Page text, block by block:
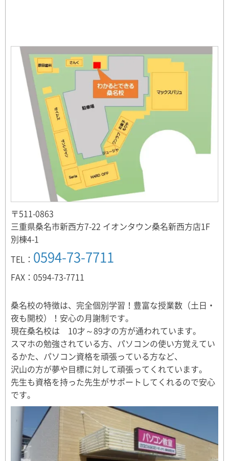
〒511-0863
三重県桑名市新西方7-22 イオンタウン桑名新西方店1F
別棟4-1
TEL： 0594-73-7711
FAX：0594-73-7711
桑名校の特徴は、完全個別学習！豊富な授業数（土日・
夜も開校）！安心の月謝制です。
現在桑名校は 10才～89才の方が通われています。
スマホの勉強されている方、パソコンの使い方覚えてい
るかた、パソコン資格を頑張っている方など、
沢山の方が夢や目標に対して頑張ってくれています。
先生も資格を持った先生がサポートしてくれるので安心
です。